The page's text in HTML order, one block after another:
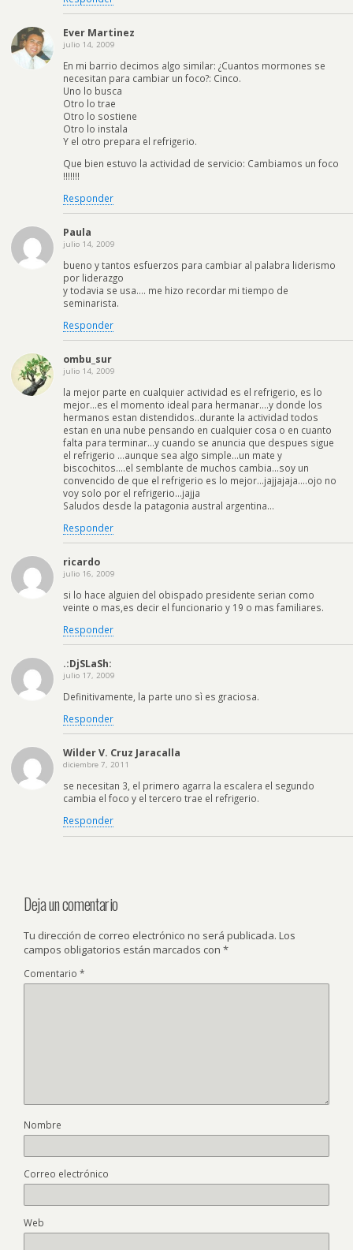
Ever Martinez
julio 14, 2009
En mi barrio decimos algo similar: ¿Cuantos mormones se
necesitan para cambiar un foco?: Cinco.
Uno lo busca
Otro lo trae
Otro lo sostiene
Otro lo instala
Y el otro prepara el refrigerio.
Que bien estuvo la actividad de servicio: Cambiamos un foco
!!!!!!!
Responder
Paula
julio 14, 2009
bueno y tantos esfuerzos para cambiar al palabra liderismo
por liderazgo
y todavia se usa…. me hizo recordar mi tiempo de
seminarista.
Responder
ombu_sur
julio 14, 2009
la mejor parte en cualquier actividad es el refrigerio, es lo
mejor…es el momento ideal para hermanar….y donde los
hermanos estan distendidos..durante la actividad todos
estan en una nube pensando en cualquier cosa o en cuanto
falta para terminar…y cuando se anuncia que despues sigue
el refrigerio …aunque sea algo simple…un mate y
biscochitos….el semblante de muchos cambia…soy un
convencido de que el refrigerio es lo mejor…jajjajaja….ojo no
voy solo por el refrigerio…jajja
Saludos desde la patagonia austral argentina…
Responder
ricardo
julio 16, 2009
si lo hace alguien del obispado presidente serian como
veinte o mas,es decir el funcionario y 19 o mas familiares.
Responder
.:DjSLaSh:
julio 17, 2009
Definitivamente, la parte uno sì es graciosa.
Responder
Wilder V. Cruz Jaracalla
diciembre 7, 2011
se necesitan 3, el primero agarra la escalera el segundo
cambia el foco y el tercero trae el refrigerio.
Responder
Deja un comentario
Tu dirección de correo electrónico no será publicada. Los
campos obligatorios están marcados con *
Comentario *
Nombre
Correo electrónico
Web